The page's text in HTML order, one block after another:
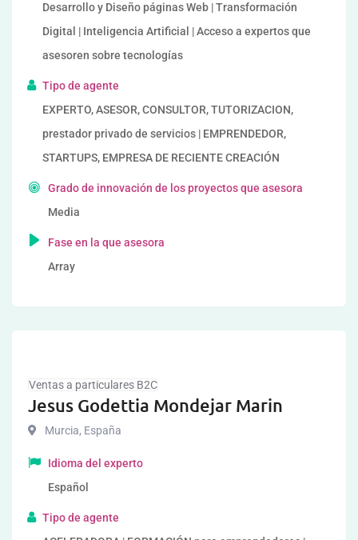
Desarrollo y Diseño páginas Web | Transformación
Digital | Inteligencia Artificial | Acceso a expertos que
asesoren sobre tecnologías
Tipo de agente
EXPERTO, ASESOR, CONSULTOR, TUTORIZACION,
prestador privado de servicios | EMPRENDEDOR,
STARTUPS, EMPRESA DE RECIENTE CREACIÓN
Grado de innovación de los proyectos que asesora
Media
Fase en la que asesora
Array
Ventas a particulares B2C
Jesus Godettia Mondejar Marin
Murcia, España
Idioma del experto
Español
Tipo de agente